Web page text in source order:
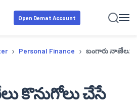
Open Demat Account
› Personal Finance › బంగారు నాణేలు
కొనుగోలు చేసే